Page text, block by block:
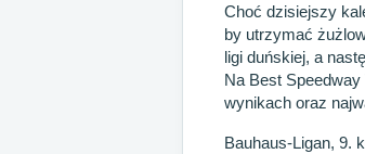
Choć dzisiejszy
by utrzymać
ligi duńskiej, a
Na Best
wynikach oraz
Bauhaus-Ligan, 9.